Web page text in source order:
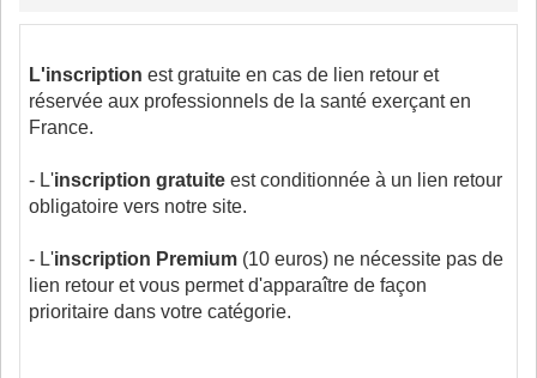
L'inscription est gratuite en cas de lien retour et
réservée aux professionnels de la santé exerçant en
France.
- L'inscription gratuite est conditionnée à un lien retour
obligatoire vers notre site.
- L'inscription Premium (10 euros) ne nécessite pas de
lien retour et vous permet d'apparaître de façon
prioritaire dans votre catégorie.